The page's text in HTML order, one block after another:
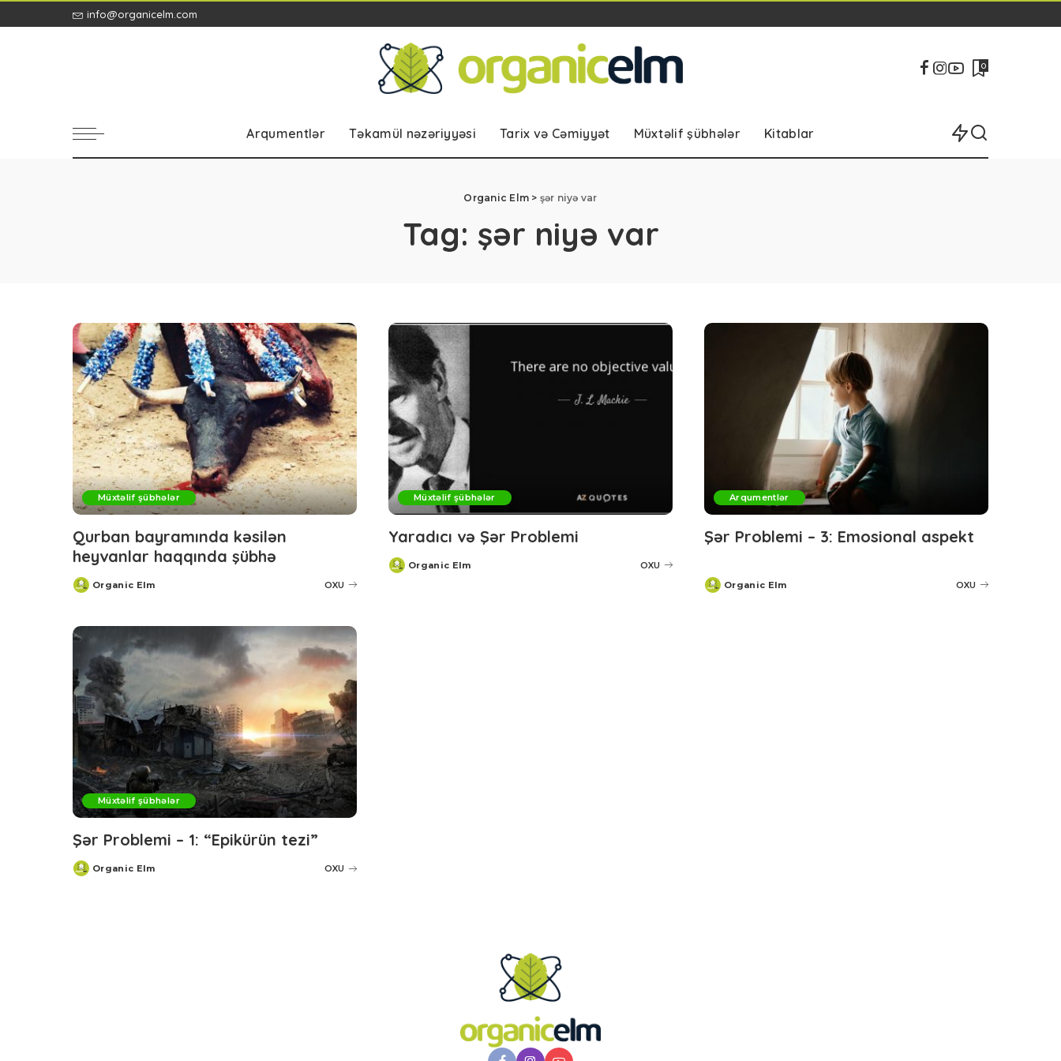
info@organicelm.com
0
Arqumentlər Təkamül nəzəriyyəsi Tarix və Cəmiyyət Müxtəlif şübhələr Kitablar
Organic Elm > şər niyə var
Tag: şər niyə var
Müxtəlif şübhələr
Qurban bayramında kəsilən
heyvanlar haqqında şübhə
Posted
Organic Elm OXU
Müxtəlif şübhələr
Yaradıcı və Şər Problemi
Posted
Organic Elm OXU
Arqumentlər
Şər Problemi – 3: Emosional aspekt
Posted
Organic Elm OXU
Müxtəlif şübhələr
Şər Problemi – 1: “Epikürün tezi”
Posted
Organic Elm OXU